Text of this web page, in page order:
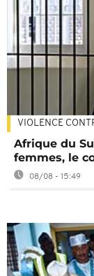
VIOLENCE
Afrique du
femmes, le
08/08 - 15:49